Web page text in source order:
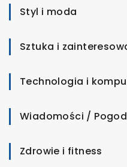
Styl i moda
Sztuka i
Technologia i
Wiadomości /
Zdrowie i fitness